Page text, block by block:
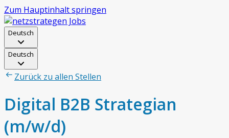
Zum Hauptinhalt springen
Deutsch
Deutsch
Zurück zu allen Stellen
Digital B2B Strategian
(m/w/d)